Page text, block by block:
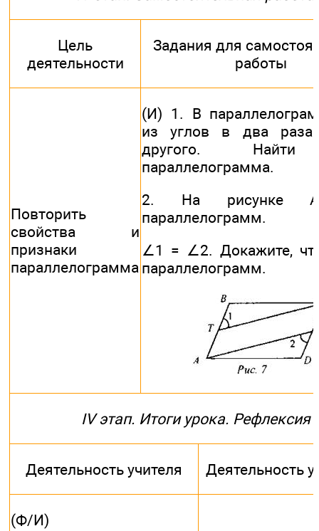
Цель
деятельности
Задания для
работы
Повторить
свойства и
признаки
параллелограмма
(И) 1. В
из углов в два раза
другого.
параллелограмма.
2. На рисунке
параллелограмм.
∠1 = ∠2. Докажите,
параллелограмм.
IV этап. Итоги урока. Рефлексия
Деятельность учителя Деятельность
(Ф/И)